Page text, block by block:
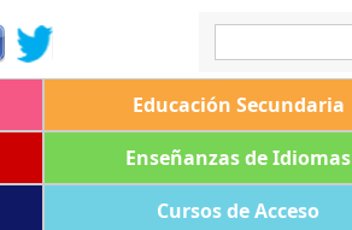
Educación Secundaria
Enseñanzas de Idiomas
Cursos de Acceso